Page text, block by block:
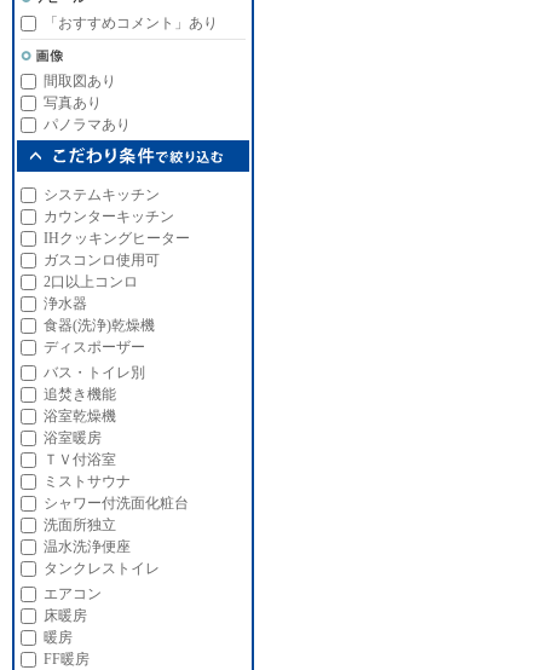
「おすすめコメント」あり
間取図あり
写真あり
パノラマあり
システムキッチン
カウンターキッチン
IHクッキングヒーター
ガスコンロ使用可
2口以上コンロ
浄水器
食器(洗浄)乾燥機
ディスポーザー
バス・トイレ別
追焚き機能
浴室乾燥機
浴室暖房
ＴＶ付浴室
ミストサウナ
シャワー付洗面化粧台
洗面所独立
温水洗浄便座
タンクレストイレ
エアコン
床暖房
暖房
FF暖房